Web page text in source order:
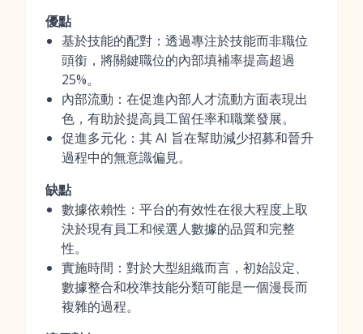
優點
基於技能的配對：透過專注於技能而非職位
頭銜，將關鍵職位的內部填補率提高超過
25%。
內部流動：在促進內部人才流動方面表現出
色，有助於提高員工留任率和職業發展。
促進多元化：其 AI 旨在幫助減少招募和晉升
過程中的無意識偏見。
缺點
數據依賴性：平台的有效性在很大程度上取
決於現有員工和候選人數據的品質和完整
性。
實施時間：對於大型組織而言，初始設定、
數據整合和校準技能分類可能是一個漫長而
複雜的過程。